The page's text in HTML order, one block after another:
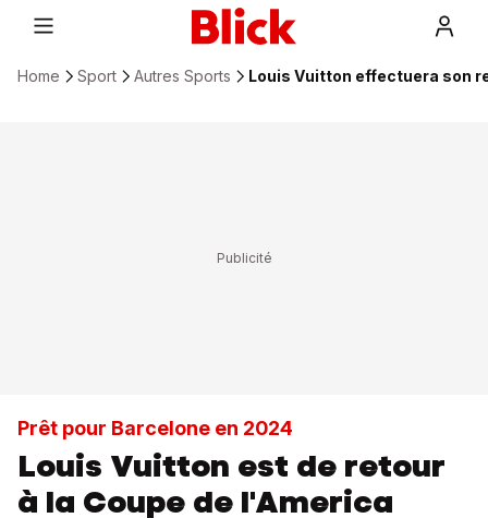
Home Sport Autres Sports Louis Vuitton effectuera son
Prêt pour Barcelone en 2024
Louis Vuitton est de retour
à la Coupe de l'America